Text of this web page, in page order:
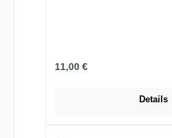
Regulärer Preis:
11,00 €
Details